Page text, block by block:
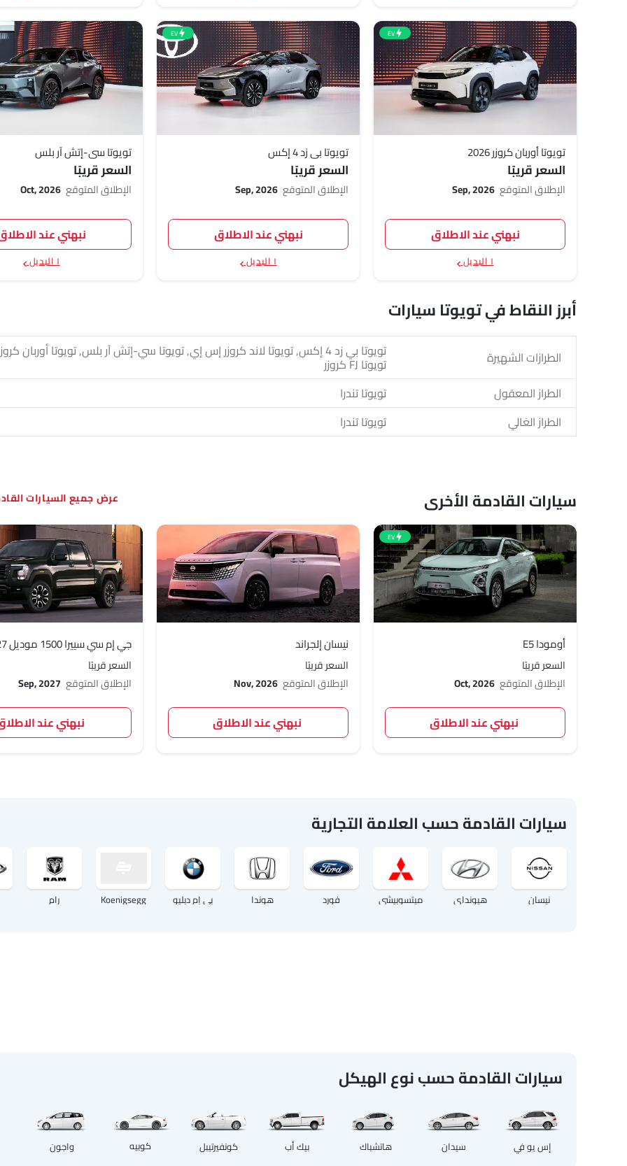
EV
تويوتا أوربان كروزر 2026
السعر قريبًا
الإطلاق المتوقع Sep, 2026
نبهني عند الاطلاق
١ البديل
EV
تويوتا بي زد 4 إكس
السعر قريبًا
الإطلاق المتوقع Sep, 2026
نبهني عند الاطلاق
١ البديل
تويوتا سي-إتش آر بلس
السعر قريبًا
الإطلاق المتوقع Oct, 2026
نبهني عند
١ البديل
أبرز النقاط في تويوتا سيارات
الطرازات الشهيرة
تويوتا FJ كروزر
الطراز المعقول
تويوتا تندرا
الطراز الغالي
تويوتا تندرا
سيارات القادمة الأخرى
EV
أومودا E5
السعر قريبًا
الإطلاق المتوقع Oct, 2026
نبهني عند الاطلاق
نيسان إلجراند
السعر قريبًا
الإطلاق المتوقع Nov, 2026
نبهني عند الاطلاق
جي إم سي سييرا 1500 موديل 2027
السعر قريبًا
الإطلاق المتوقع Sep, 2027
نبهني عند
السيارات
سيارات القادمة حسب العلامة التجارية
نيسان هيونداي ميتسوبيشي فورد هوندا بي إم دبليو Koenigsegg رام
سيارات القادمة حسب نوع الهيكل
إس يو في سيدان هاتشباك بيك أب كونفيرتيبل كوبيه واجون